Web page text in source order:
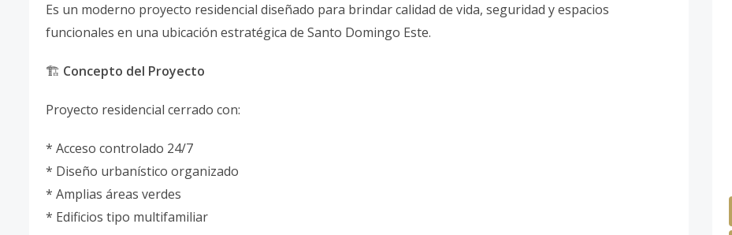
Es un moderno proyecto residencial diseñado para brindar calidad de vida, seguridad y espacios
funcionales en una ubicación estratégica de Santo Domingo Este.
🏗️ Concepto del Proyecto
Proyecto residencial cerrado con:
* Acceso controlado 24/7
* Diseño urbanístico organizado
* Amplias áreas verdes
* Edificios tipo multifamiliar